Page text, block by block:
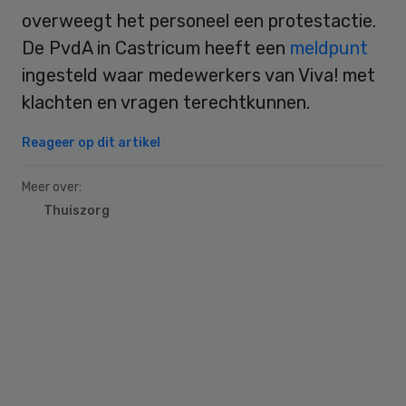
overweegt het personeel een protestactie.
De PvdA in Castricum heeft een meldpunt
ingesteld waar medewerkers van Viva! met
klachten en vragen terechtkunnen.
Reageer op dit artikel
Meer over:
Thuiszorg